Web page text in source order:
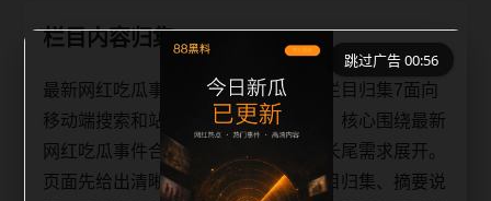
栏目内容归集
最新网红吃瓜事件合集今日吃瓜今日栏目归集7面向
移动端搜索和站内连续阅读场景整理，核心围绕最新
网红吃瓜事件合集、今日吃瓜和相关长尾需求展开。
页面先给出清晰主题，再补充今日栏目归集、摘要说
跳过广告 00:56